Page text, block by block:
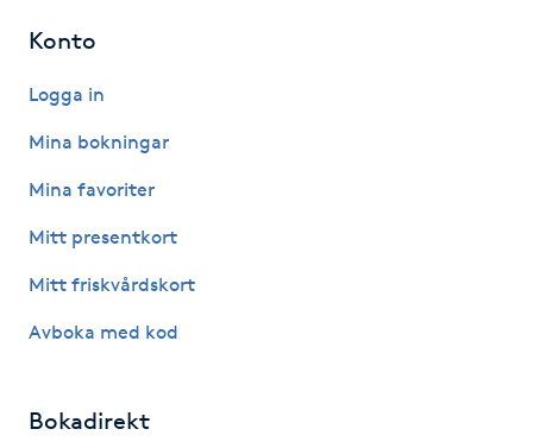
Katun fransar
Konto
Logga in
Mina bokningar
Mina favoriter
Mitt presentkort
Mitt friskvårdskort
Avboka med kod
Bokadirekt